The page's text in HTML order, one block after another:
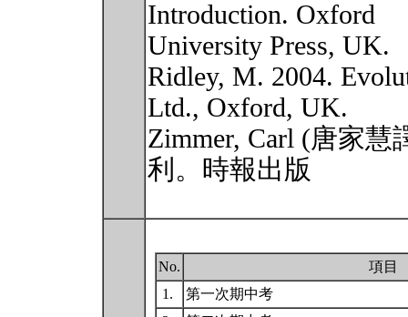
Introduction. Oxford
University Press, UK.
Ridley, M. 2004.
Ltd., Oxford, UK.
Zimmer, Carl (唐家
利。時報出版
No.
項目
1.
第一次期中考